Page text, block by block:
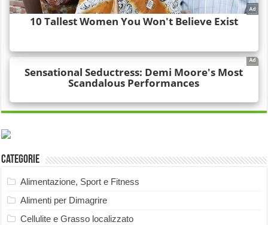
Categorie
Alimentazione, Sport e Fitness
Alimenti per Dimagrire
Cellulite e Grasso localizzato